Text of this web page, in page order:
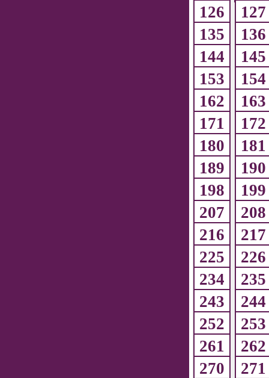
126
127
135
136
144
145
153
154
162
163
171
172
180
181
189
190
198
199
207
208
216
217
225
226
234
235
243
244
252
253
261
262
270
271